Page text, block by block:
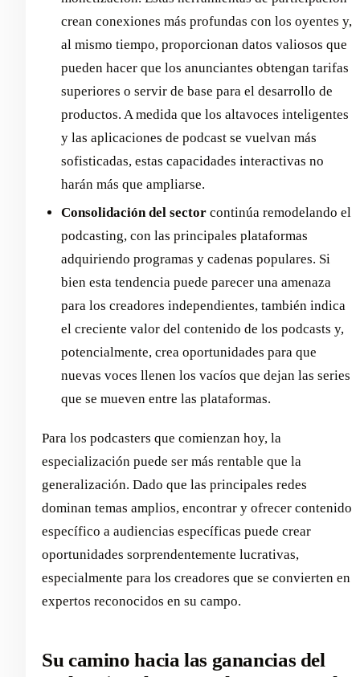
crean conexiones más profundas con los oyentes y,
al mismo tiempo, proporcionan datos valiosos que
pueden hacer que los anunciantes obtengan tarifas
superiores o servir de base para el desarrollo de
productos. A medida que los altavoces inteligentes
y las aplicaciones de podcast se vuelvan más
sofisticadas, estas capacidades interactivas no
harán más que ampliarse.
Consolidación del sector continúa remodelando el
podcasting, con las principales plataformas
adquiriendo programas y cadenas populares. Si
bien esta tendencia puede parecer una amenaza
para los creadores independientes, también indica
el creciente valor del contenido de los podcasts y,
potencialmente, crea oportunidades para que
nuevas voces llenen los vacíos que dejan las series
que se mueven entre las plataformas.
Para los podcasters que comienzan hoy, la
especialización puede ser más rentable que la
generalización. Dado que las principales redes
dominan temas amplios, encontrar y ofrecer contenido
específico a audiencias específicas puede crear
oportunidades sorprendentemente lucrativas,
especialmente para los creadores que se convierten en
expertos reconocidos en su campo.
Su camino hacia las ganancias del